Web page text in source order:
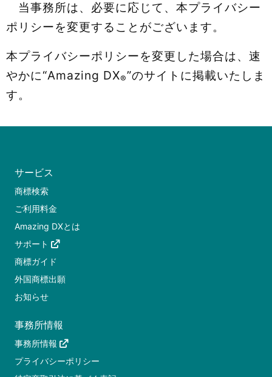
当事務所は、必要に応じて、本プライバシー
ポリシーを変更することがございます。
本プライバシーポリシーを変更した場合は、速
やかに“Amazing DX®”のサイトに掲載いたしま
す。
サービス
商標検索
ご利用料金
Amazing DXとは
サポート
商標ガイド
外国商標出願
お知らせ
事務所情報
事務所情報
プライバシーポリシー